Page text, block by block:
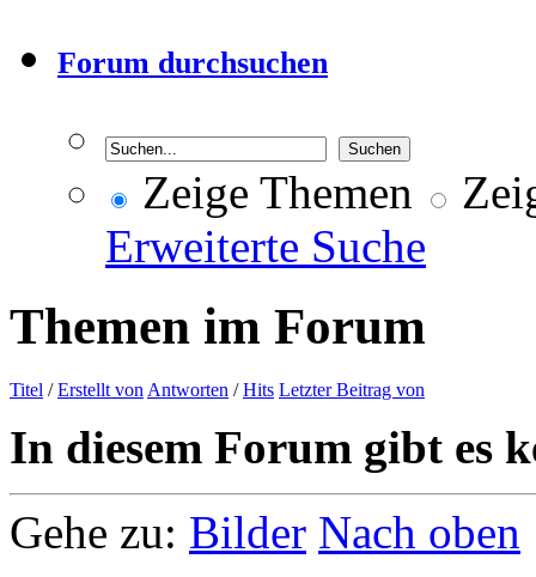
Forum durchsuchen
Zeige Themen
Erweiterte Suche
Themen im Forum
Titel /Erstellt von Antworten /Hits Letzter Beitrag von
In diesem Forum gibt es
Gehe zu: Bilder Nach oben